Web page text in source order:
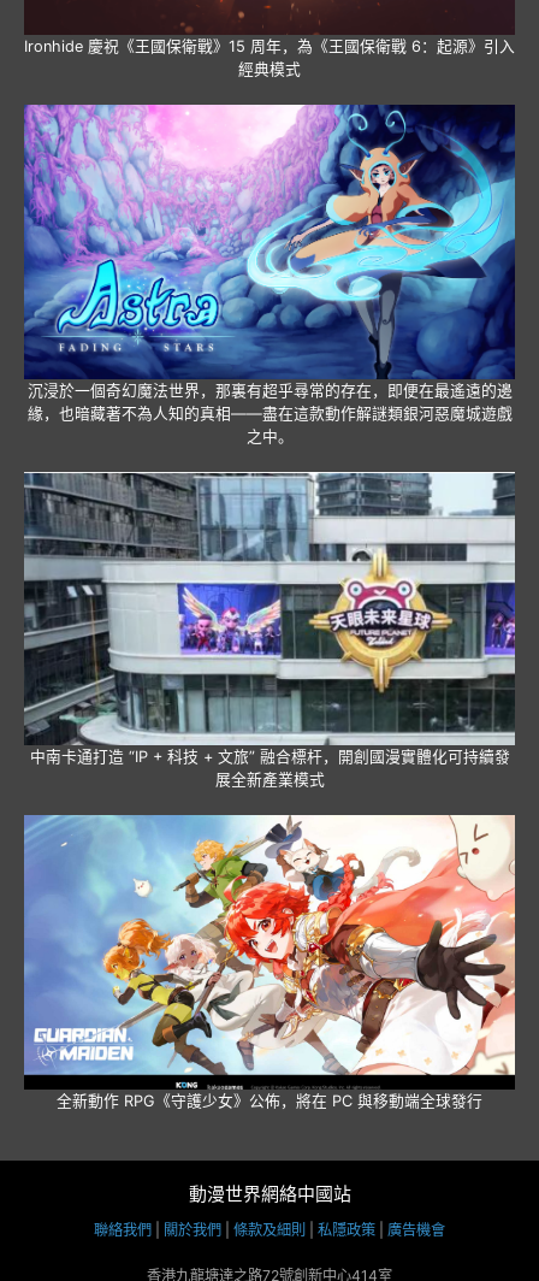
Ironhide 慶祝《王國保衛戰》15 周年，為《王國保衛戰 6：起源》引入
經典模式
沉浸於一個奇幻魔法世界，那裏有超乎尋常的存在，即便在最遙遠的邊
緣，也暗藏著不為人知的真相——盡在這款動作解謎類銀河惡魔城遊戲
之中。
中南卡通打造 “IP + 科技 + 文旅” 融合標杆，開創國漫實體化可持續發
展全新產業模式
全新動作 RPG《守護少女》公佈，將在 PC 與移動端全球發行
動漫世界網絡中國站
聯絡我們 關於我們 條款及細則 私隱政策 廣告機會
香港九龍塘達之路72號創新中心414室